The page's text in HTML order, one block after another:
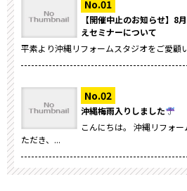
【開催中止のお知らせ】8
えセミナーについて
平素より沖縄リフォームスタジオをご愛顧
沖縄梅雨入りしました
こんにちは。 沖縄リフォ
ただき、...